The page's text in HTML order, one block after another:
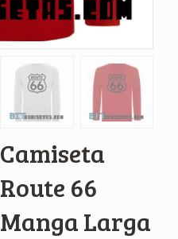
Camiseta
Route 66
Manga Larga